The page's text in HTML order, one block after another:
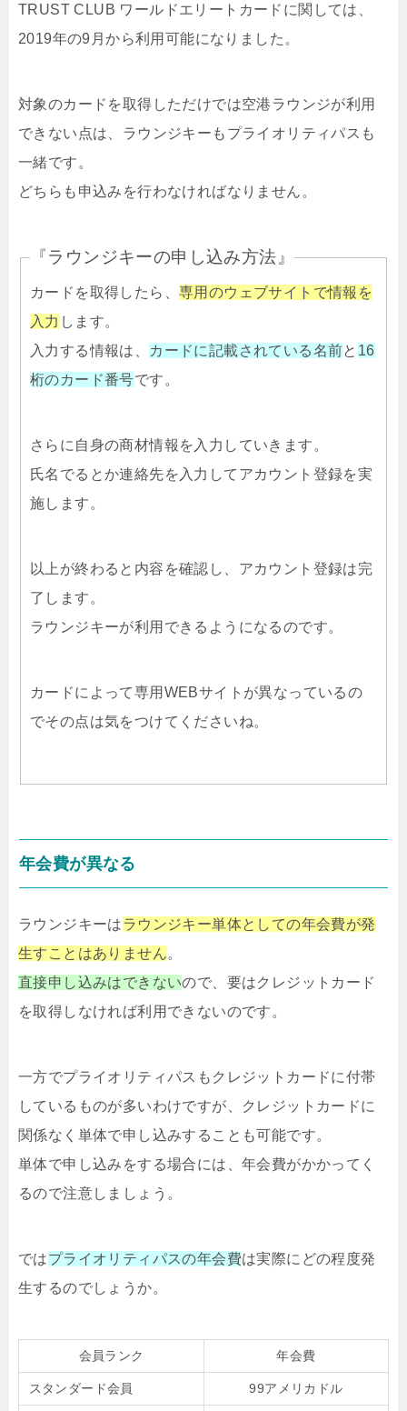
TRUST CLUB ワールドエリートカードに関しては、
2019年の9月から利用可能になりました。
対象のカードを取得しただけでは空港ラウンジが利用
できない点は、ラウンジキーもプライオリティパスも
一緒です。
どちらも申込みを行わなければなりません。
『ラウンジキーの申し込み方法』
カードを取得したら、 専用のウェブサイトで情報を
入力 します。
入力する情報は、
カードに記載されている名前と 16
桁のカード番号です。
さらに自身の商材情報を入力していきます。
氏名でるとか連絡先を入力してアカウント登録を実
施します。
以上が終わると内容を確認し、アカウント登録は完
了します。
ラウンジキーが利用できるようになるのです。
カードによって専用WEBサイトが異なっているの
でその点は気をつけてくださいね。
年会費が異なる
ラウンジキーはラウンジキー単体としての年会費が発
生すことはありません。
直接申し込みはできないので、要はクレジットカード
を取得しなければ利用できないのです。
一方でプライオリティパスもクレジットカードに付帯
しているものが多いわけですが、クレジットカードに
関係なく単体で申し込みすることも可能です。
単体で申し込みをする場合には、年会費がかかってく
るので注意しましょう。
ではプライオリティパスの年会費は実際にどの程度発
生するのでしょうか。
会員ランク 年会費
スタンダード会員 99アメリカドル